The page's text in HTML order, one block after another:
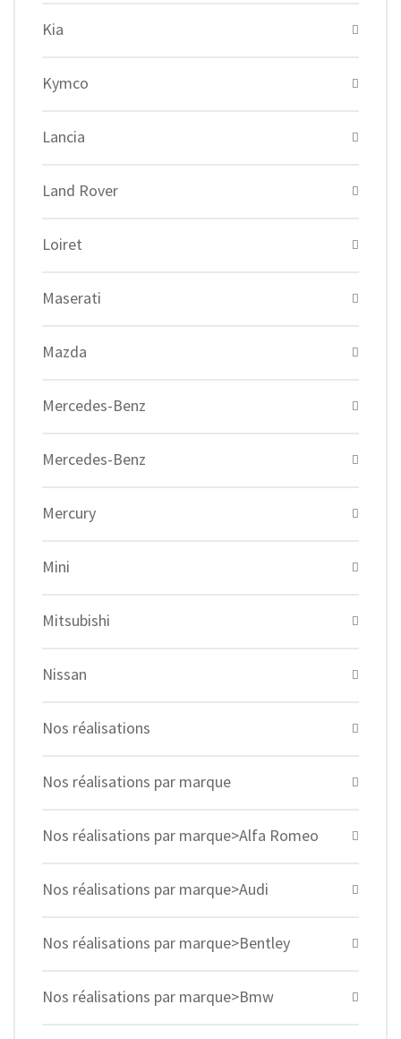
Kia
Kymco
Lancia
Land Rover
Loiret
Maserati
Mazda
Mercedes-Benz
Mercedes-Benz
Mercury
Mini
Mitsubishi
Nissan
Nos réalisations
Nos réalisations par marque
Nos réalisations par marque>Alfa Romeo
Nos réalisations par marque>Audi
Nos réalisations par marque>Bentley
Nos réalisations par marque>Bmw